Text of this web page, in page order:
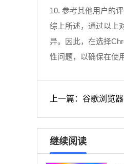
10. 参考其他用户的
综上所述，通过以上
异。因此，在选择
性问题，以确保在使
上一篇：谷歌浏览
继续阅读